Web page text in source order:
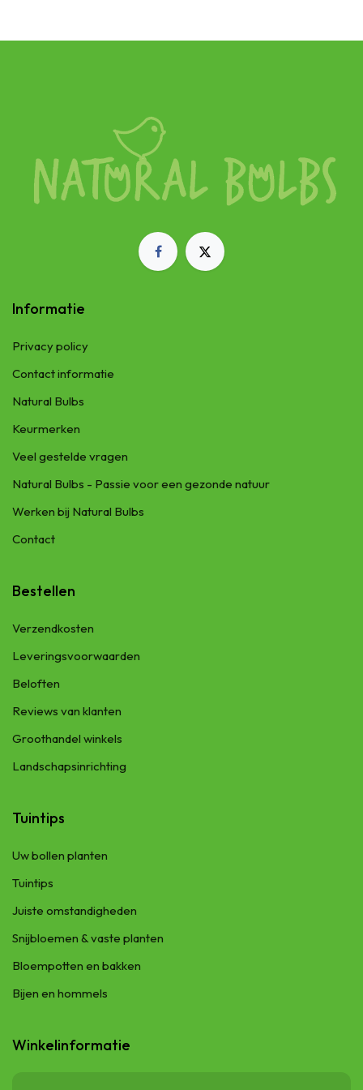
Informatie
Privacy policy
Contact informatie
Natural Bulbs
Keurmerken
Veel gestelde vragen
Natural Bulbs - Passie voor een gezonde natuur
Werken bij Natural Bulbs
Contact
Bestellen
Verzendkosten
Leveringsvoorwaarden
Beloften
Reviews van klanten
Groothandel winkels
Landschapsinrichting
Tuintips
Uw bollen planten
Tuintips
Juiste omstandigheden
Snijbloemen & vaste planten
Bloempotten en bakken
Bijen en hommels
Winkelinformatie